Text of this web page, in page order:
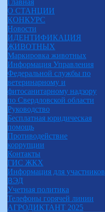
Главная
О СТАНЦИИ
КОНКУРС
Новости
ИДЕНТИФИКАЦИЯ
ЖИВОТНЫХ
Маркировка животных
Информация Управления
Федеральной службы по
ветеринарному и
фитосанитарному надзору
по Свердловской области
Руководство
Бесплатная юридическая
помощь
Противодействие
коррупции
Контакты
ГИС ЖКХ
Информация для участников
ВЭД
Учетная политика
Телефоны горячей линии
АГРОДИКТАНТ 2025